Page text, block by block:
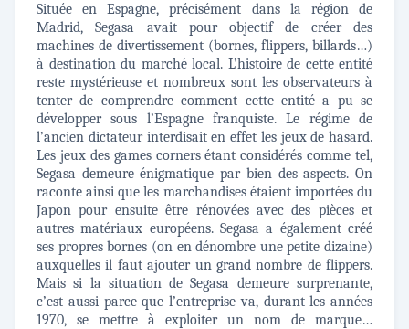
Située en Espagne, précisément dans la région de
Madrid, Segasa avait pour objectif de créer des
machines de divertissement (bornes, flippers, billards…)
à destination du marché local. L’histoire de cette entité
reste mystérieuse et nombreux sont les observateurs à
tenter de comprendre comment cette entité a pu se
développer sous l’Espagne franquiste. Le régime de
l’ancien dictateur interdisait en effet les jeux de hasard.
Les jeux des games corners étant considérés comme tel,
Segasa demeure énigmatique par bien des aspects. On
raconte ainsi que les marchandises étaient importées du
Japon pour ensuite être rénovées avec des pièces et
autres matériaux européens. Segasa a également créé
ses propres bornes (on en dénombre une petite dizaine)
auxquelles il faut ajouter un grand nombre de flippers.
Mais si la situation de Segasa demeure surprenante,
c’est aussi parce que l’entreprise va, durant les années
1970, se mettre à exploiter un nom de marque…